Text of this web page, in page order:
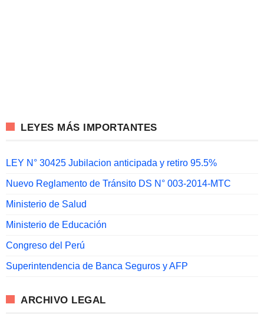
LEYES MÁS IMPORTANTES
LEY N° 30425 Jubilacion anticipada y retiro 95.5%
Nuevo Reglamento de Tránsito DS N° 003-2014-MTC
Ministerio de Salud
Ministerio de Educación
Congreso del Perú
Superintendencia de Banca Seguros y AFP
ARCHIVO LEGAL